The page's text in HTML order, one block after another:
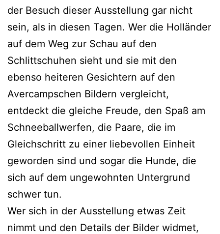
der Besuch dieser Ausstellung gar nicht
sein, als in diesen Tagen. Wer die Holländer
auf dem Weg zur Schau auf den
Schlittschuhen sieht und sie mit den
ebenso heiteren Gesichtern auf den
Avercampschen Bildern vergleicht,
entdeckt die gleiche Freude, den Spaß am
Schneeballwerfen, die Paare, die im
Gleichschritt zu einer liebevollen Einheit
geworden sind und sogar die Hunde, die
sich auf dem ungewohnten Untergrund
schwer tun.
Wer sich in der Ausstellung etwas Zeit
nimmt und den Details der Bilder widmet,